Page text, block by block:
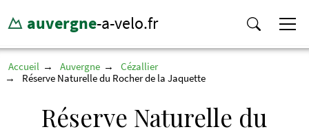
auvergne-a-velo.fr
Accueil Auvergne
Cézallier
Réserve Naturelle du Rocher de la Jaquette
Réserve Naturelle du